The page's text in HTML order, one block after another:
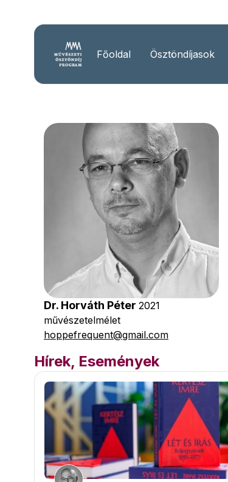
Főoldal Ösztöndíjasok
Dr. Horváth Péter 2021
művészetelmélet
hoppefrequent@gmail.com
Hírek, Események